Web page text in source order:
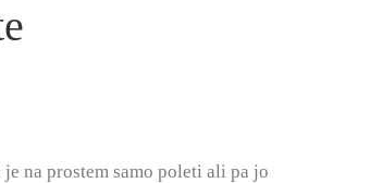
na prostem samo poleti ali pa jo